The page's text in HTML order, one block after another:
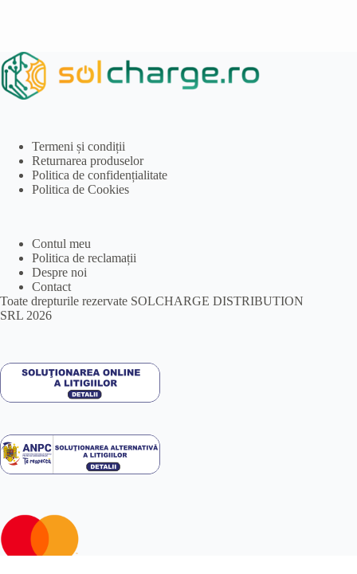
Termeni și condiții
Returnarea produselor
Politica de confidențialitate
Politica de Cookies
Contul meu
Politica de reclamații
Despre noi
Contact
Toate drepturile rezervate SOLCHARGE DISTRIBUTION
SRL 2026